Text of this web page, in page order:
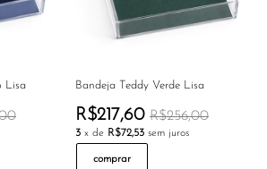
Lisa Bandeja Teddy Verde Lisa
R$217,60 R$256,00
3 x de R$72,53 sem juros
comprar